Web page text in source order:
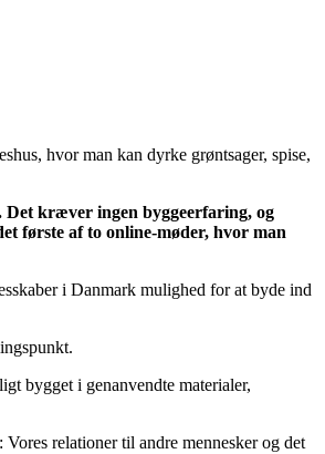
hvor man kan dyrke grøntsager, spise,
Det kræver ingen byggeerfaring, og
første af to online-møder, hvor man
i Danmark mulighed for at byde ind
bygget i genanvendte materialer,
relationer til andre mennesker og det